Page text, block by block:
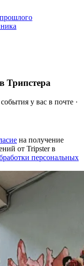
Трипстера
у вас в почте ·
на получение
от Tripster в
персональных